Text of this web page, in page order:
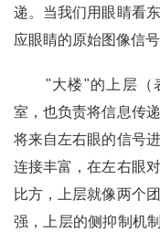
递。当我们用眼睛看
应眼睛的原始图像信号
"大楼"的上层（表
室，也负责将信息传
将来自左右眼的信号
连接丰富，在左右眼
比方，上层就像两个
强，上层的侧抑制机